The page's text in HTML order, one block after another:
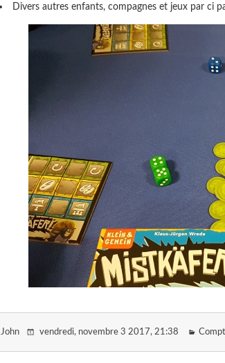
Divers autres enfants, compagnes et jeux par ci
John vendredi, novembre 3 2017, 21:38